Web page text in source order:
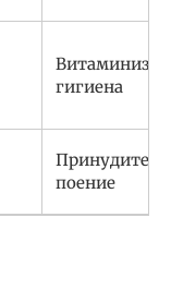
гигиена
поение